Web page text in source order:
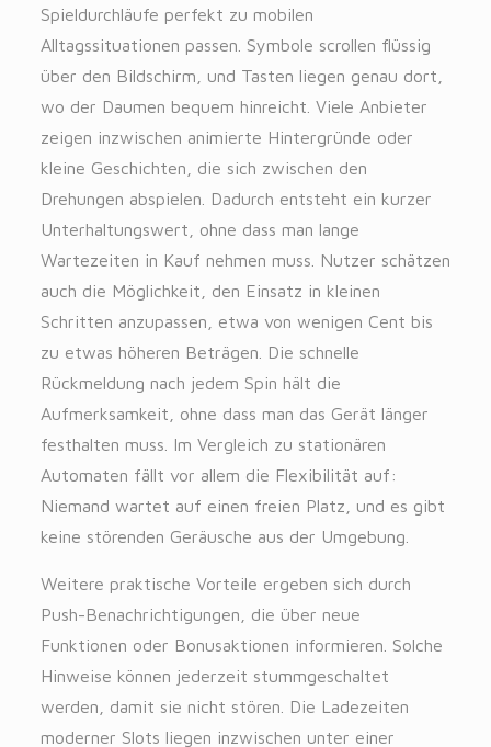
Spieldurchläufe perfekt zu mobilen
Alltagssituationen passen. Symbole scrollen flüssig
über den Bildschirm, und Tasten liegen genau dort,
wo der Daumen bequem hinreicht. Viele Anbieter
zeigen inzwischen animierte Hintergründe oder
kleine Geschichten, die sich zwischen den
Drehungen abspielen. Dadurch entsteht ein kurzer
Unterhaltungswert, ohne dass man lange
Wartezeiten in Kauf nehmen muss. Nutzer schätzen
auch die Möglichkeit, den Einsatz in kleinen
Schritten anzupassen, etwa von wenigen Cent bis
zu etwas höheren Beträgen. Die schnelle
Rückmeldung nach jedem Spin hält die
Aufmerksamkeit, ohne dass man das Gerät länger
festhalten muss. Im Vergleich zu stationären
Automaten fällt vor allem die Flexibilität auf:
Niemand wartet auf einen freien Platz, und es gibt
keine störenden Geräusche aus der Umgebung.
Weitere praktische Vorteile ergeben sich durch
Push-Benachrichtigungen, die über neue
Funktionen oder Bonusaktionen informieren. Solche
Hinweise können jederzeit stummgeschaltet
werden, damit sie nicht stören. Die Ladezeiten
moderner Slots liegen inzwischen unter einer